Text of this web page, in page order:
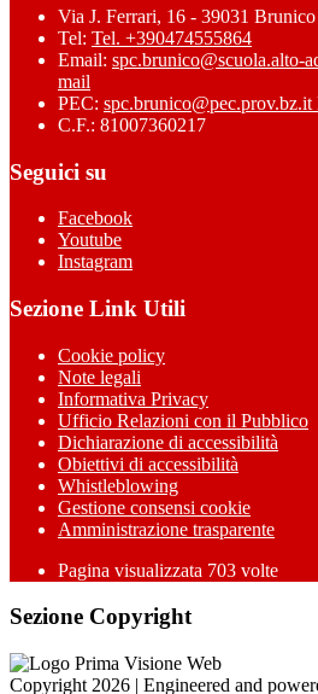
Via J. Ferrari, 16 - 39031
Tel: Tel. +390474555864
Email: spc.brunico@scuola.alto-
mail
PEC: spc.brunico@pec.prov.bz.it
C.F.: 81007360217
Seguici su
Facebook
Youtube
Instagram
Sezione Link Utili
Cookie policy
Note legali
Informativa Privacy
Ufficio Relazioni con il Pubblico
Dichiarazione di accessibilità
Obiettivi di accessibilità
Whistleblowing
Gestione consensi cookie
Amministrazione trasparente
Pagina visualizzata 703 volte
Sezione Copyright
Copyright 2026 | Engineered and